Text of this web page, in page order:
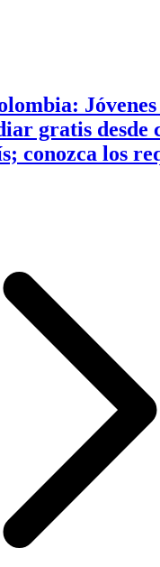
gratis desde
conozca los